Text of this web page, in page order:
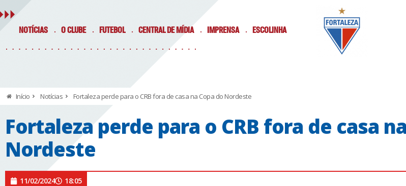
NOTÍCIAS O CLUBE FUTEBOL CENTRAL DE MÍDIA IMPRENSA ESCOLINHA
Início Notícias Fortaleza perde para o CRB fora de casa na Copa do Nordeste
Fortaleza perde para o CRB fora de casa
Nordeste
11/02/2024 18:05